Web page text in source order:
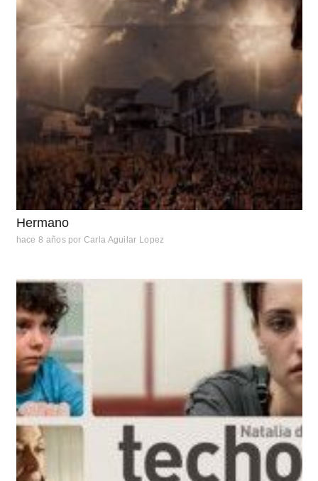
Hermano
hace 8 años por Carla Aguilar Lopez